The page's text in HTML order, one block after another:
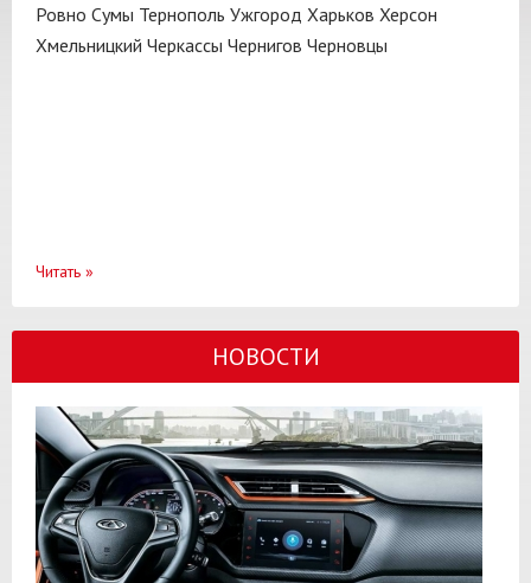
Ровно Сумы Тернополь Ужгород Харьков Херсон
Хмельницкий Черкассы Чернигов Черновцы
Читать »
НОВОСТИ